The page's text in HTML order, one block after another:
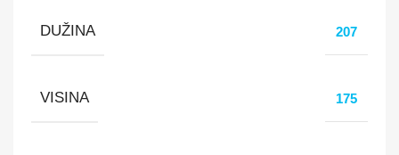
DUŽINA 207
VISINA 175